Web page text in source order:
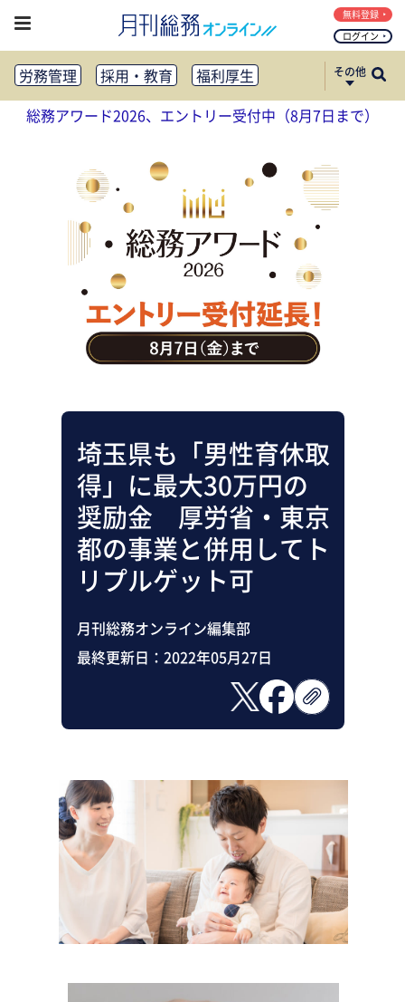
ログイン
無料登録
労務管理 採用・教育
福利厚生
健康経営
働き方改革
法務・コンプライアンス
リスクマネジメント・BCP
社外・社内広報
社外・社内コミュニケーション活性化
FM・オフィス移転
CSR・SDGs
テクノロジー活用・DX
助成金・補助金・コスト削減
アウトソーシング・BPO
調査・レポート
その他
総務アワード2026、エントリー受付中（8月7日まで）
埼玉県も「男性育休取
得」に最大30万円の
奨励金 厚労省・東京
都の事業と併用してト
リプルゲット可
月刊総務オンライン編集部
最終更新日： 2022年05月27日